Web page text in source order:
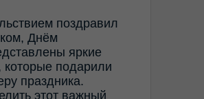
поздравил
Днём
яркие
которые подарили
праздника.
этот важный